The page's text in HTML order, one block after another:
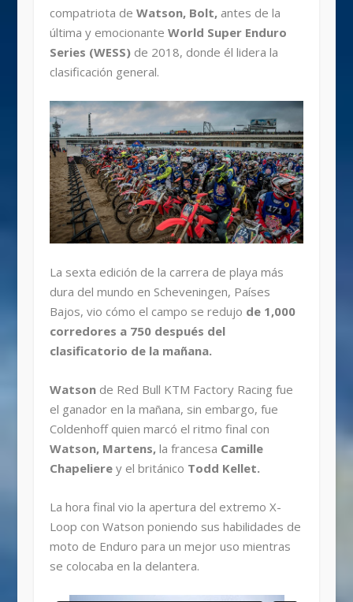
compatriota de Watson, Bolt,antes de la
última y emocionante World Super Enduro
Series (WESS)de 2018, donde él lidera la
clasificación general.
La sexta edición de la carrera de playa más
dura del mundo en Scheveningen, Países
Bajos, vio cómo el campo se redujo de 1,000
corredores a 750 después del
clasificatorio de la mañana.
Watsonde Red Bull KTM Factory Racing fue
el ganador en la mañana, sin embargo, fue
Coldenhoff quien marcó el ritmo final con
Watson, Martens,la francesa Camille
Chapelierey el británico Todd Kellet.
La hora final vio la apertura del extremo X-
Loop con Watson poniendo sus habilidades de
moto de Enduro para un mejor uso mientras
se colocaba en la delantera.